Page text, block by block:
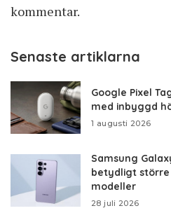
kommentar.
Senaste artiklarna
Google Pixel
med inbyggd
1 augusti 2026
Samsung
betydligt
modeller
28 juli 2026